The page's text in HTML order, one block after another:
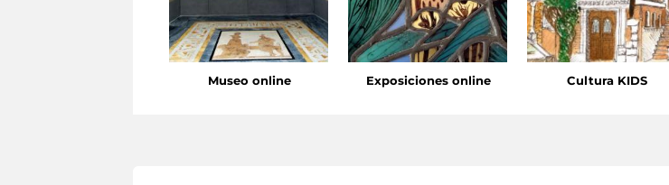
Museo online Exposiciones online Cultura KIDS